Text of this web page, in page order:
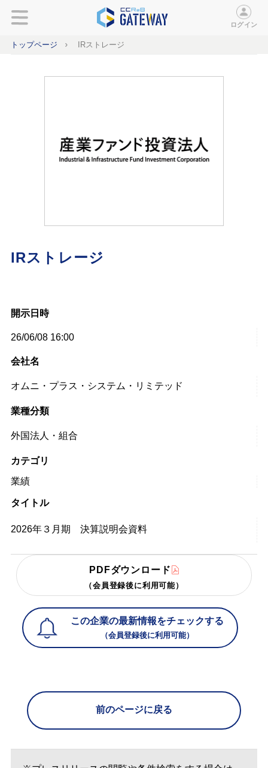
ログイン
トップページ IRストレージ
IRストレージ
開示日時
26/06/08 16:00
会社名
オムニ・プラス・システム・リミテッド
業種分類
外国法人・組合
カテゴリ
業績
タイトル
2026年３月期 決算説明会資料
PDFダウンロード
（会員登録後に利用可能）
この企業の最新情報をチェックする
（会員登録後に利用可能）
前のページに戻る